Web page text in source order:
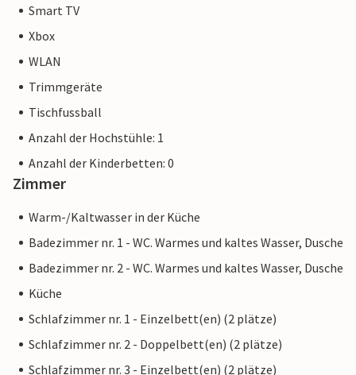
Smart TV
Xbox
WLAN
Trimmgeräte
Tischfussball
Anzahl der Hochstühle: 1
Anzahl der Kinderbetten: 0
Zimmer
Warm-/Kaltwasser in der Küche
Badezimmer nr. 1 - WC. Warmes und kaltes Wasser, Dusche
Badezimmer nr. 2 - WC. Warmes und kaltes Wasser, Dusche
Küche
Schlafzimmer nr. 1 - Einzelbett(en) (2 plätze)
Schlafzimmer nr. 2 - Doppelbett(en) (2 plätze)
Schlafzimmer nr. 3 - Einzelbett(en) (2 plätze)